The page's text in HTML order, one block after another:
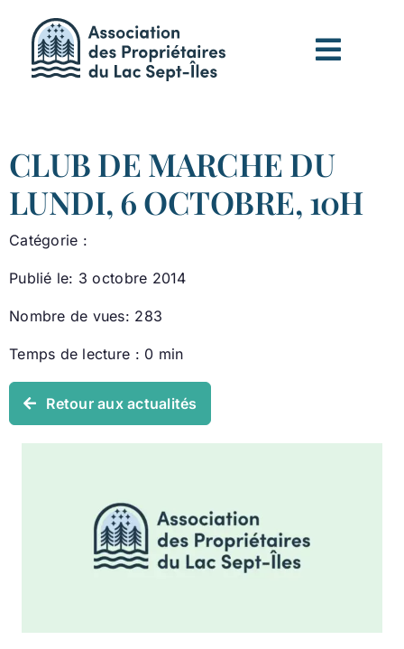
contenu
CLUB DE MARCHE DU
LUNDI, 6 OCTOBRE, 10H
Catégorie :
Publié le: 3 octobre 2014
Nombre de vues: 283
Temps de lecture : 0 min
Retour aux actualités